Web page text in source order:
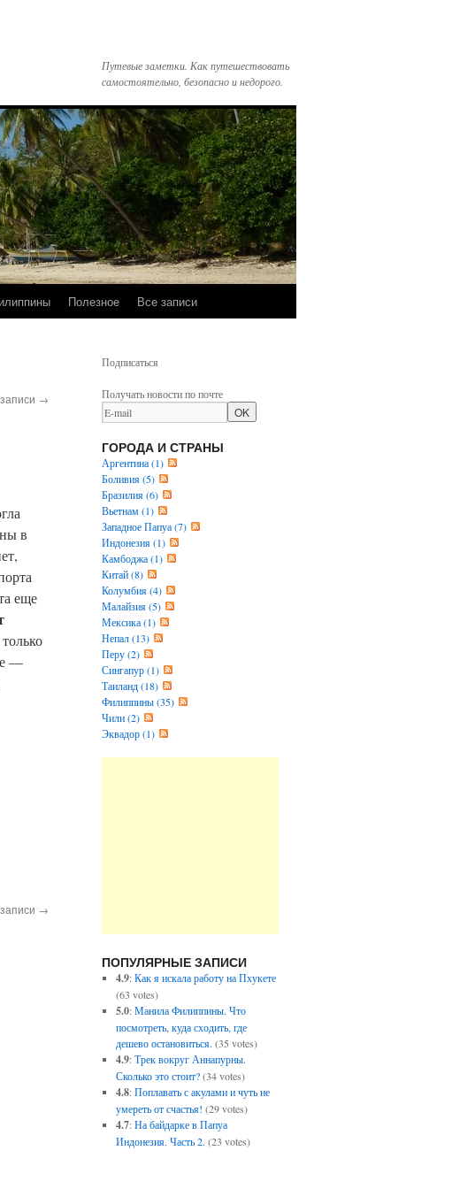
Путевые заметки. Как путешествовать
самостоятельно, безопасно и недорого.
Полезное Все записи
→
в
еще
—
→
Подписаться
Получать новости по почте
ГОРОДА И СТРАНЫ
Аргентина (1)
Боливия (5)
Бразилия (6)
Вьетнам (1)
Западное Папуа (7)
Индонезия (1)
Камбоджа (1)
Китай (8)
Колумбия (4)
Малайзия (5)
Мексика (1)
Непал (13)
Перу (2)
Сингапур (1)
Таиланд (18)
Филиппины (35)
Чили (2)
Эквадор (1)
ПОПУЛЯРНЫЕ ЗАПИСИ
4.9:Как я искала работу на Пхукете
(63 votes)
5.0:Манила Филиппины. Что
посмотреть, куда сходить, где
дешево остановиться. (35 votes)
4.9:Трек вокруг Аннапурны.
Сколько это стоит?(34 votes)
4.8:Поплавать с акулами и чуть не
умереть от счастья! (29 votes)
4.7:На байдарке в Папуа
Индонезия. Часть 2. (23 votes)